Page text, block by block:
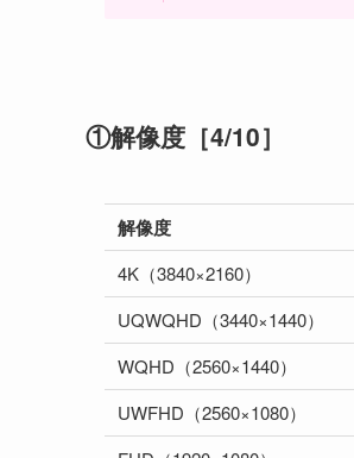
①解像度［4/10］
解像度
4K（3840×2160）
UQWQHD（3440×1440）
WQHD（2560×1440）
UWFHD（2560×1080）